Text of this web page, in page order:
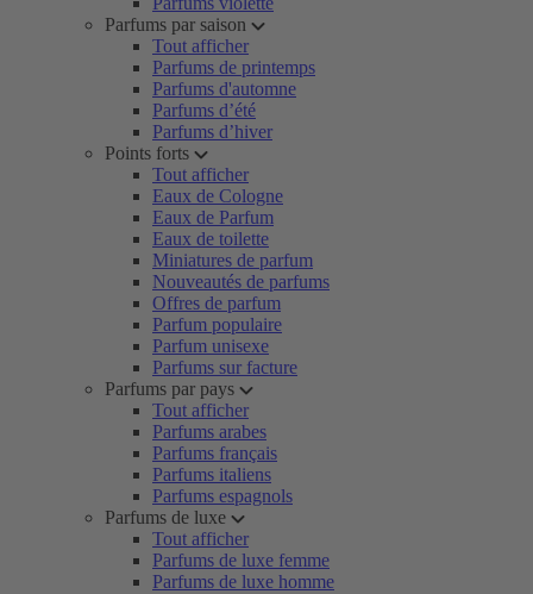
Parfums par saison
Tout afficher
Parfums de printemps
Parfums d'automne
Parfums d’été
Parfums d’hiver
Points forts
Tout afficher
Eaux de Cologne
Eaux de Parfum
Eaux de toilette
Miniatures de parfum
Nouveautés de parfums
Offres de parfum
Parfum populaire
Parfum unisexe
Parfums sur facture
Parfums par pays
Tout afficher
Parfums arabes
Parfums français
Parfums italiens
Parfums espagnols
Parfums de luxe
Tout afficher
Parfums de luxe femme
Parfums de luxe homme